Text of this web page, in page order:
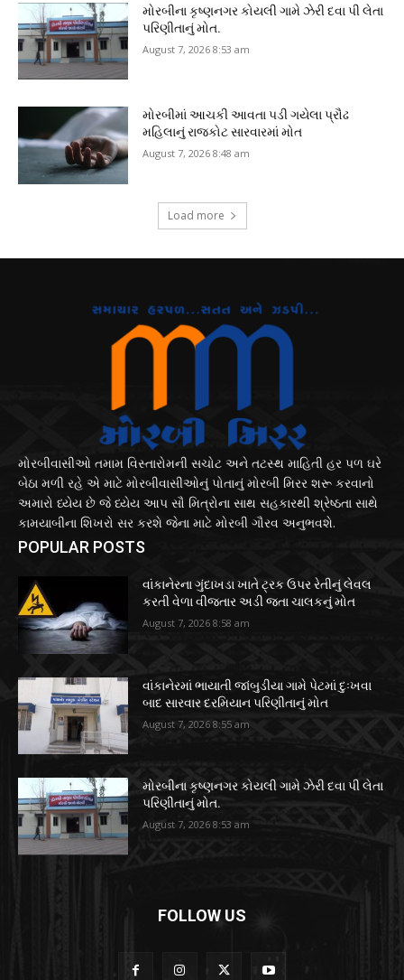
મોરબીના કૃષ્ણનગર કોયલી ગામે ઝેરી દવા પી લેતા
પરિણીતાનું મોત.
August 7, 2026 8:53 am
મોરબીમાં આચકી આવતા પડી ગયેલા પ્રૌઢ
મહિલાનું રાજકોટ સારવારમાં મોત
August 7, 2026 8:48 am
Load more
મોરબીવાસીઓ તમામ વિસ્તારોમની સચોટ અને તટસ્થ માહિતી હર પળ ઘરે
બેઠા મળી રહે એ માટે મોરબીવાસીઓનું પોતાનું મોરબી મિરર શરૂ કરવાનો
અમારો ધ્યેય છે જે ધ્યેય આપ સૌ મિત્રોના સાથ સહકારથી શ્રેષ્ઠતા સાથે
કામયાબીના શિખરો સર કરશે જેના માટે મોરબી ગૌરવ અનુભવશે.
POPULAR POSTS
વાંકાનેરના ગુંદાખડા ખાતે ટ્રક ઉપર રેતીનું લેવલ
કરતી વેળા વીજતાર અડી જતા ચાલકનું મોત
August 7, 2026 8:58 am
વાંકાનેરમાં ભાયાતી જાંબુડીયા ગામે પેટમાં દુઃખવા
બાદ સારવાર દરમિયાન પરિણીતાનું મોત
August 7, 2026 8:55 am
મોરબીના કૃષ્ણનગર કોયલી ગામે ઝેરી દવા પી લેતા
પરિણીતાનું મોત.
August 7, 2026 8:53 am
FOLLOW US